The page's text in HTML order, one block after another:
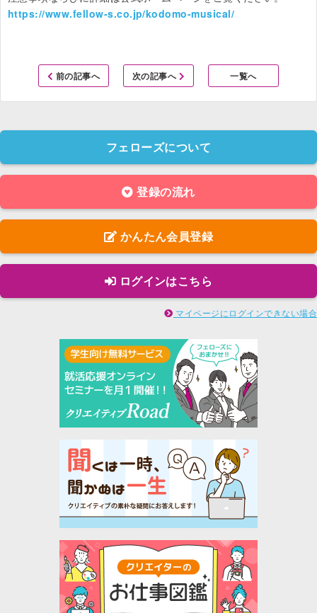
https://www.fellow-s.co.jp/kodomo-musical/
前の記事へ 次の記事へ 一覧へ
フェローズについて
登録の流れ
かんたん会員登録
ログインはこちら
マイページにログインできない場合